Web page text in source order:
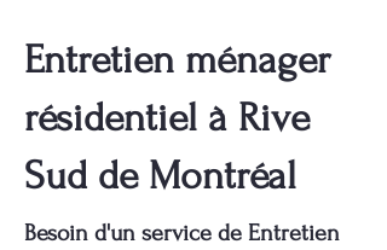
Entretien ménager
résidentiel à Rive
Sud de Montréal
Besoin d'un service de Entretien